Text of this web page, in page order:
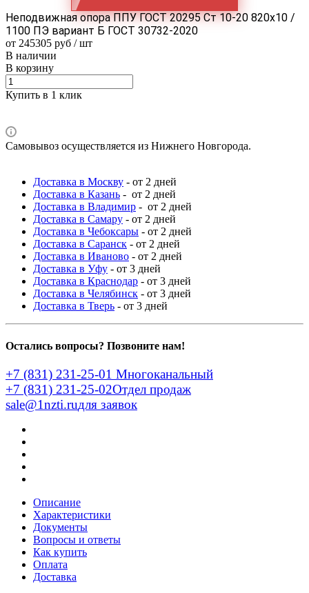
Неподвижная опора ППУ ГОСТ 20295 Ст 10-20 820x10 /
1100 ПЭ вариант Б ГОСТ 30732-2020
от 245305 руб / шт
В наличии
В корзину
Купить в 1 клик
Самовывоз осуществляется из Нижнего Новгорода.
Доставка в Москву - от 2 дней
Доставка в Казань - от 2 дней
Доставка в Владимир - от 2 дней
Доставка в Самару - от 2 дней
Доставка в Чебоксары - от 2 дней
Доставка в Саранск - от 2 дней
Доставка в Иваново - от 2 дней
Доставка в Уфу - от 3 дней
Доставка в Краснодар - от 3 дней
Доставка в Челябинск - от 3 дней
Доставка в Тверь - от 3 дней
Остались вопросы? Позвоните нам!
+7 (831) 231-25-01 Многоканальный
+7 (831) 231-25-02Отдел продаж
sale@1nzti.ruдля заявок
Описание
Характеристики
Документы
Вопросы и ответы
Как купить
Оплата
Доставка